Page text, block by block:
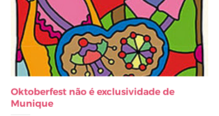
Oktoberfest não é exclusividade de
Munique